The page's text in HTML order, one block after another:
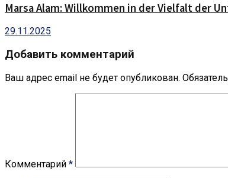
Marsa Alam: Willkommen in der Vielfalt der
29.11.2025
Добавить комментарий
Ваш адрес email не будет опубликован.
Комментарий *